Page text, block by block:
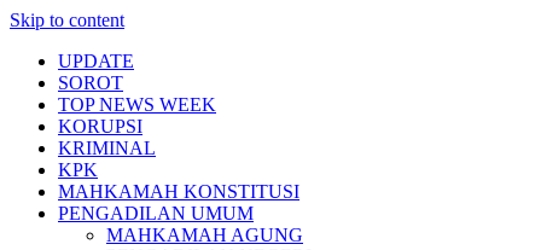
Skip to content
UPDATE
SOROT
TOP NEWS WEEK
KORUPSI
KRIMINAL
KPK
MAHKAMAH KONSTITUSI
PENGADILAN UMUM
MAHKAMAH AGUNG